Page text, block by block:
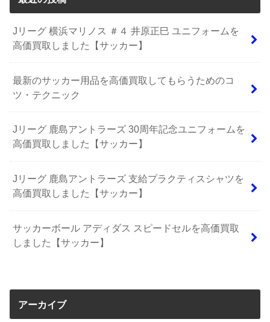
Jリーグ 横浜マリノス ＃４ 井原正巳 ユニフォームを
高価買取しました【サッカー】
最新のサッカー用品を高価買取してもらうためのコ
ツ・テクニック
Jリーグ 鹿島アントラーズ 30周年記念ユニフォームを
高価買取しました【サッカー】
Jリーグ 鹿島アントラーズ 支給プラクティスシャツを
高価買取しました【サッカー】
サッカーボール アディダス スピードセルを高価買取
しました【サッカー】
アーカイブ